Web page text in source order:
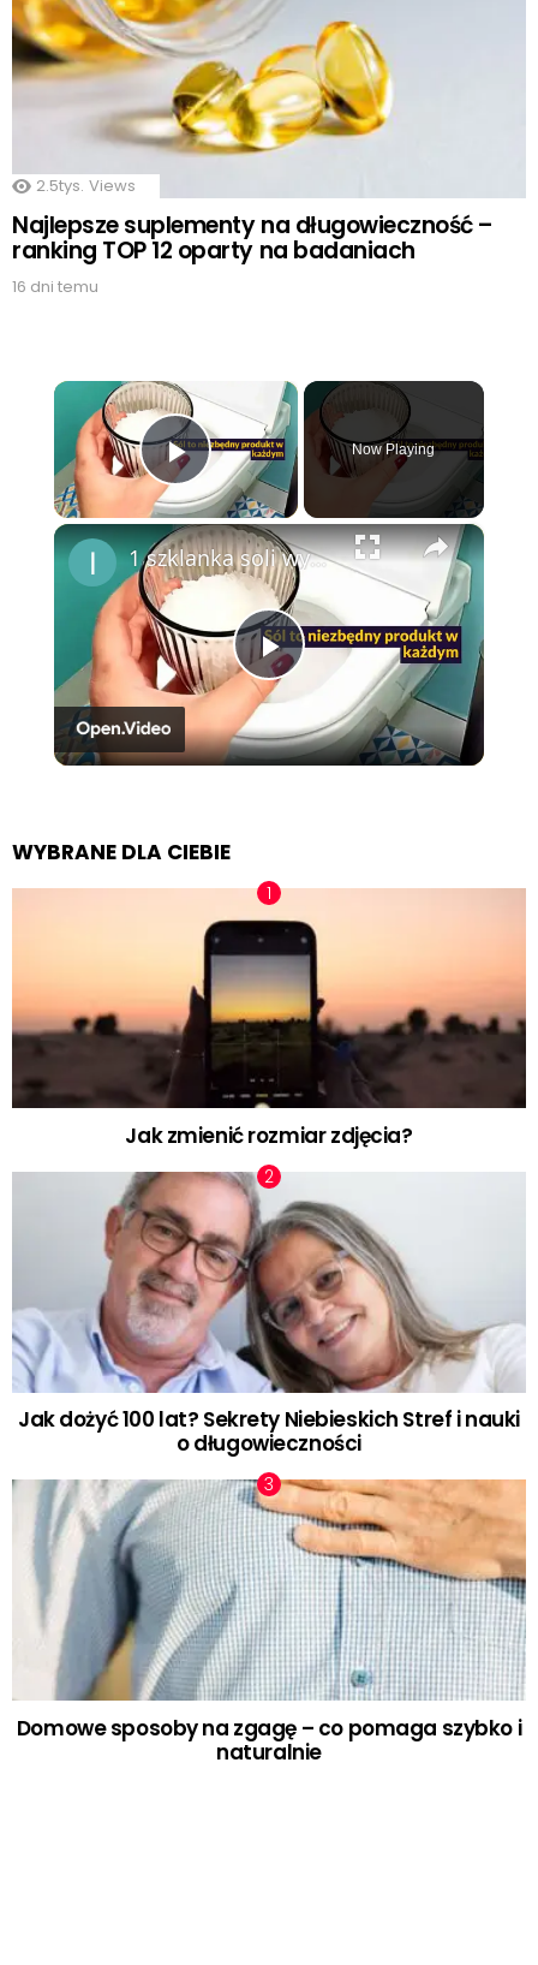
2.5tys. Views
Najlepsze suplementy na długowieczność –
ranking TOP 12 oparty na badaniach
16 dni temu
×
Play Video
Now Playing
×
Play
Video
1 szklanka soli wystarczy, aby rozwiązać 8 największych problemów w domu
WYBRANE DLA CIEBIE
Jak zmienić rozmiar zdjęcia?
Jak dożyć 100 lat? Sekrety Niebieskich Stref i nauki
o długowieczności
Domowe sposoby na zgagę – co pomaga szybko i
naturalnie